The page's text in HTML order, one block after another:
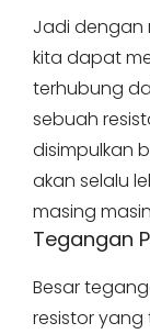
Jadi dengan
kita dapat
terhubung
sebuah
disimpulkan
akan selalu
masing
Tegangan
Besar
resistor yang